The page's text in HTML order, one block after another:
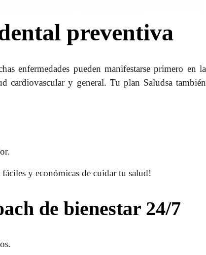
preventiva
enfermedades pueden manifestarse primero en la
cardiovascular y general. Tu plan Saludsa también
y económicas de cuidar tu salud!
de bienestar 24/7